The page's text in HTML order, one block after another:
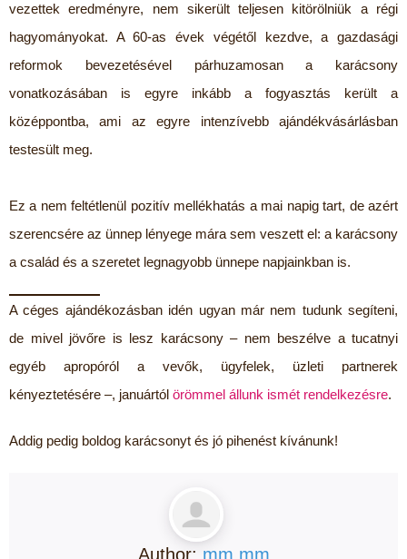
vezettek eredményre, nem sikerült teljesen kitörölniük a régi
hagyományokat. A 60-as évek végétől kezdve, a gazdasági
reformok bevezetésével párhuzamosan a karácsony
vonatkozásában is egyre inkább a fogyasztás került a
középpontba, ami az egyre intenzívebb ajándékvásárlásban
testesült meg.
Ez a nem feltétlenül pozitív mellékhatás a mai napig tart, de azért
szerencsére az ünnep lényege mára sem veszett el: a karácsony
a család és a szeretet legnagyobb ünnepe napjainkban is.
A céges ajándékozásban idén ugyan már nem tudunk segíteni,
de mivel jövőre is lesz karácsony – nem beszélve a tucatnyi
egyéb apropóról a vevők, ügyfelek, üzleti partnerek
kényeztetésére –, januártól örömmel állunk ismét rendelkezésre.
Addig pedig boldog karácsonyt és jó pihenést kívánunk!
Author: mm mm